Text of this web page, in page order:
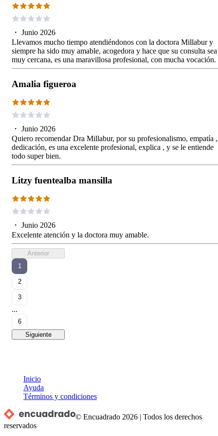
・ Junio 2026
Llevamos mucho tiempo atendiéndonos con la doctora Millabur y
siempre ha sido muy amable, acogedora y hace que su consulta sea
muy cercana, es una maravillosa profesional, con mucha vocación.
Amalia figueroa
・ Junio 2026
Quiero recomendar Dra Millabur, por su profesionalismo, empatía ,
dedicación, es una excelente profesional, explica , y se le entiende
todo super bien.
Litzy fuentealba mansilla
・ Junio 2026
Excelente atención y la doctora muy amable.
Anterior
1
2
3
...
6
Siguiente
Inicio
Ayuda
Términos y condiciones
© Encuadrado 2026 |Todos los derechos
reservados